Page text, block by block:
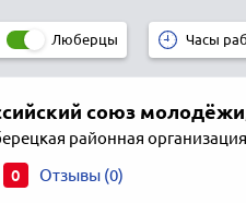
Люберцы Часы
cоюз молодёжи
районная организация
0 Отзывы (0)